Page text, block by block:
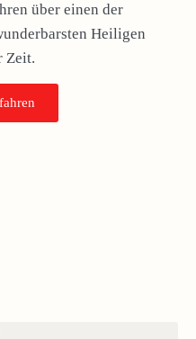
über einen der
Heiligen
Zeit.